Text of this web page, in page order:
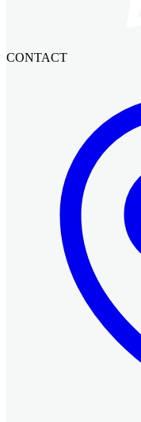
CONTACT